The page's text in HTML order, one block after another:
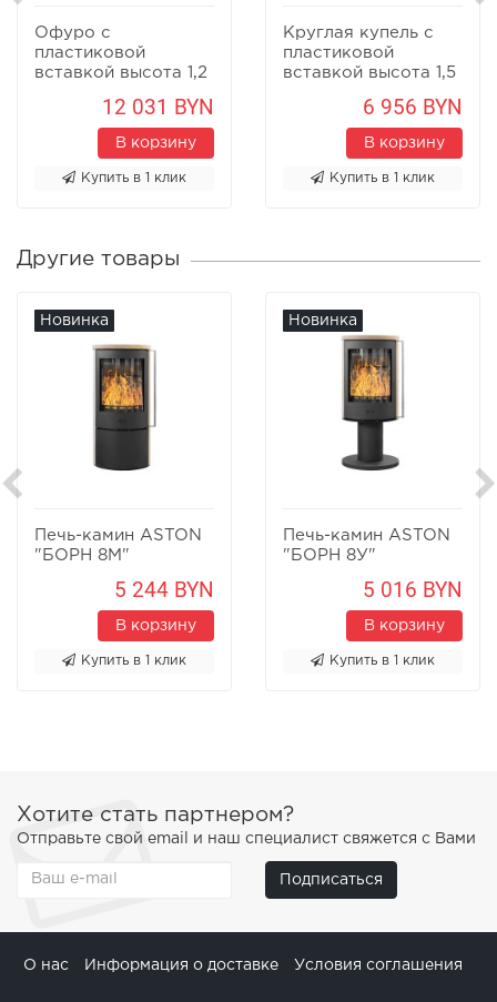
Офуро с
пластиковой
вставкой высота 1,2
12 031 BYN
В корзину
Купить в 1 клик
Круглая купель с
пластиковой
вставкой высота 1,5
6 956 BYN
В корзину
Купить в 1 клик
Другие товары
Новинка
Печь-камин ASTON
"БОРН 8М"
5 244 BYN
В корзину
Купить в 1 клик
Новинка
Печь-камин ASTON
"БОРН 8У"
5 016 BYN
В корзину
Купить в 1 клик
Хотите стать партнером?
Отправьте свой email и наш специалист свяжется с Вами
Подписаться
О нас Информация о доставке Условия соглашения